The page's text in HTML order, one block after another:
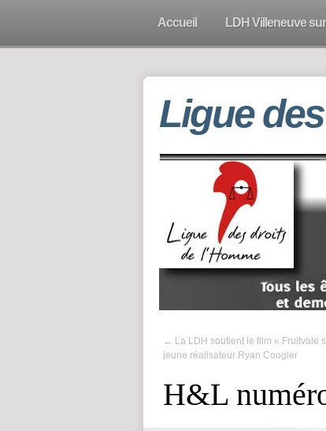
Accueil LDH Villeneuve
Ligue
← La LDH soutient le film « Fruitvale
jeune réalisateur Ryan Coogler
H&L